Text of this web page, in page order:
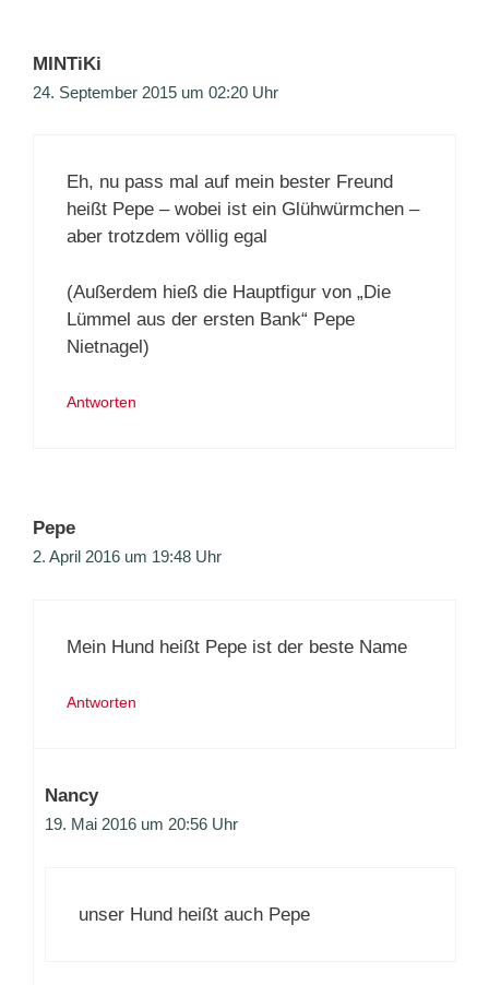
MINTiKi
24. September 2015 um 02:20 Uhr
Eh, nu pass mal auf mein bester Freund
heißt Pepe – wobei ist ein Glühwürmchen –
aber trotzdem völlig egal
(Außerdem hieß die Hauptfigur von „Die
Lümmel aus der ersten Bank“ Pepe
Nietnagel)
Antworten
Pepe
2. April 2016 um 19:48 Uhr
Mein Hund heißt Pepe ist der beste Name
Antworten
Nancy
19. Mai 2016 um 20:56 Uhr
unser Hund heißt auch Pepe